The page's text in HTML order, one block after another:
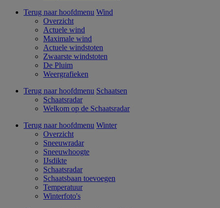
Terug naar hoofdmenu Wind
Overzicht
Actuele wind
Maximale wind
Actuele windstoten
Zwaarste windstoten
De Pluim
Weergrafieken
Terug naar hoofdmenu Schaatsen
Schaatsradar
Welkom op de Schaatsradar
Terug naar hoofdmenu Winter
Overzicht
Sneeuwradar
Sneeuwhoogte
IJsdikte
Schaatsradar
Schaatsbaan toevoegen
Temperatuur
Winterfoto's